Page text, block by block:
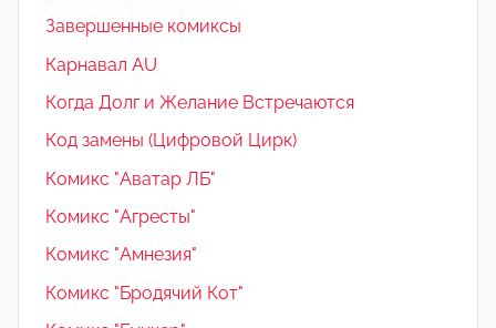
Завершенные комиксы
Карнавал AU
Когда Долг и Желание Встречаются
Код замены (Цифровой Цирк)
Комикс "Аватар ЛБ"
Комикс "Агресты"
Комикс "Амнезия"
Комикс "Бродячий Кот"